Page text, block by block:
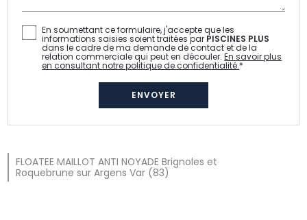
En soumettant ce formulaire, j'accepte que les
informations saisies soient traitées par PISCINES PLUS
dans le cadre de ma demande de contact et de la
relation commerciale qui peut en découler.En savoir plus
en consultant notre politique de confidentialité.*
FLOATEE MAILLOT ANTI NOYADE Brignoles et
Roquebrune sur Argens Var (83)